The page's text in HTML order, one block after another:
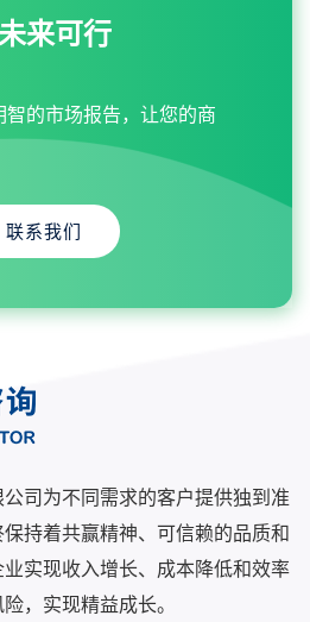
来可行
的市场报告，让您的商
联系我们
司为不同需求的客户提供独到准
持着共赢精神、可信赖的品质和
实现收入增长、成本降低和效率
，实现精益成长。